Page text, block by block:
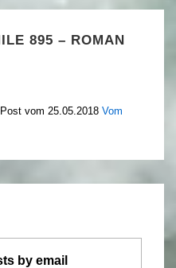
895 – ROMAN
vom 25.05.2018 Vom
by email